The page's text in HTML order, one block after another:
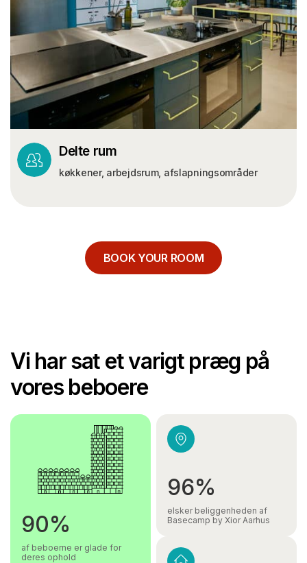
Delte rum
køkkener, arbejdsrum, afslapningsområder
BOOK YOUR ROOM
Vi har sat et varigt præg på
vores beboere
90%
af beboerne er glade for
deres ophold
96%
elsker beliggenheden af
Basecamp by Xior Aarhus